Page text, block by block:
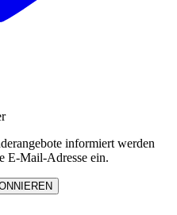
informiert werden
E-Mail-Adresse ein.